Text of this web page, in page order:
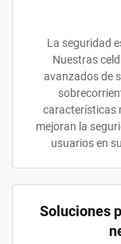
La seguridad
Nuestras
avanzados de
características
mejoran la
usuarios en
Soluciones